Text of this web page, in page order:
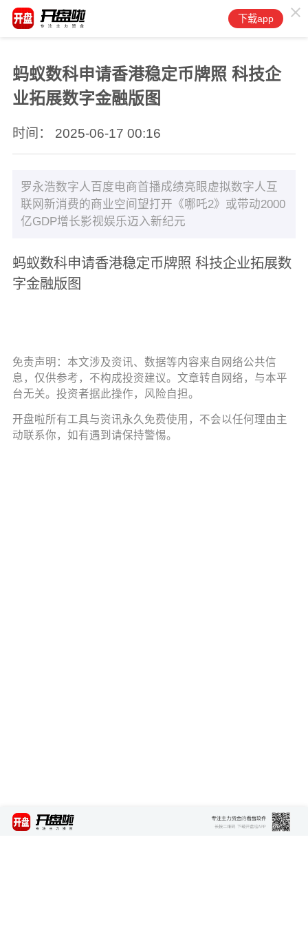
下载app
蚂蚁数科申请香港稳定币牌照 科技企
业拓展数字金融版图
时间： 2025-06-17 00:16
罗永浩数字人百度电商首播成绩亮眼虚拟数字人互
联网新消费的商业空间望打开《哪吒2》或带动2000
亿GDP增长影视娱乐迈入新纪元
蚂蚁数科申请香港稳定币牌照 科技企业拓展数
字金融版图
免责声明：本文涉及资讯、数据等内容来自网络公共信
息，仅供参考，不构成投资建议。文章转自网络，与本平
台无关。投资者据此操作，风险自担。
开盘啦所有工具与资讯永久免费使用，不会以任何理由主
动联系你，如有遇到请保持警惕。